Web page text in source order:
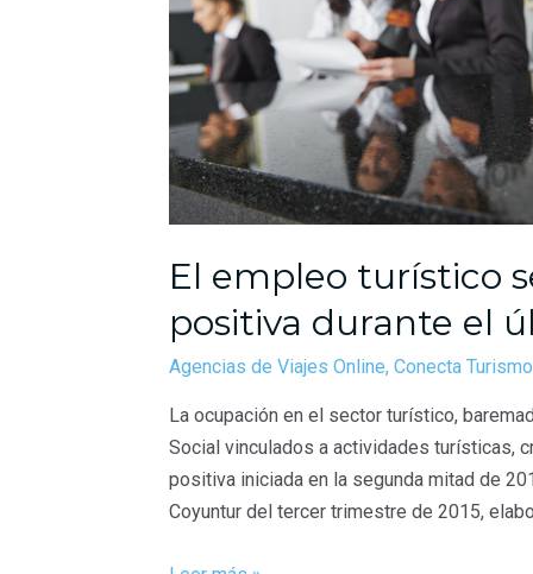
El empleo turístico
positiva durante el
Agencias de Viajes Online, Conecta Turismo
La ocupación en el sector turístico,
Social vinculados a actividades turísticas,
positiva iniciada en la segunda mitad de
Coyuntur del tercer trimestre de 2015,